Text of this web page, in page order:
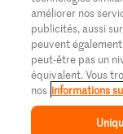
Apéritif
Préparations au
Enfants & famille
Toutes les
Glossaire des
Login Migusto
Magazine
Service
Publicité
Impressum
Migros Online
À propos de
Magasins
© 2026 La
DE FR IT
améliorer nos
publicités, aussi
peuvent
peut-être pas un
équivalent. Vous
nos informations